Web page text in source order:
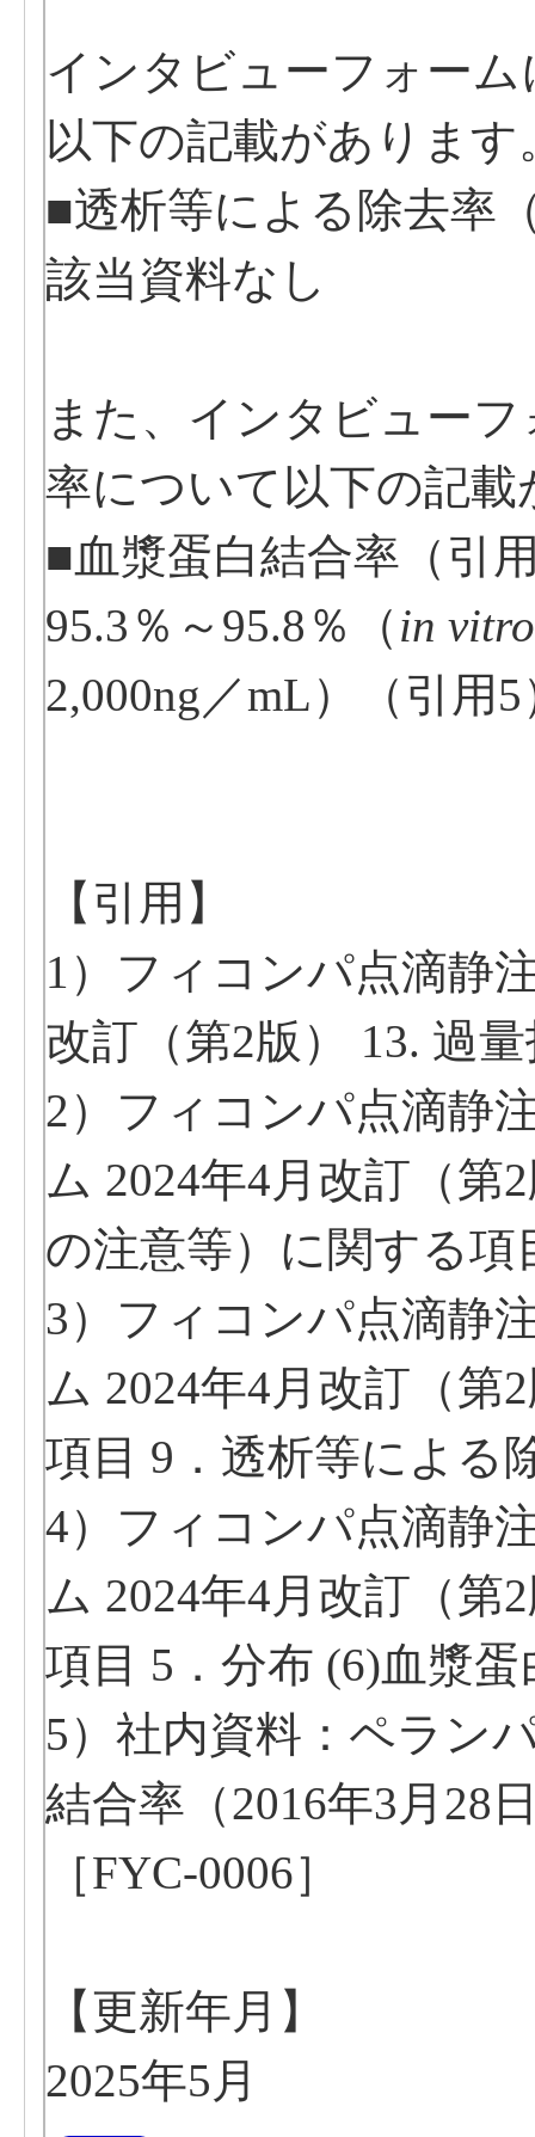
インタビューフォー
以下の記載があります
■透析等による除去率
該当資料なし
また、インタビュー
率について以下の記載
■血漿蛋白結合率（引
95.3％～95.8％（in vitro
2,000ng／mL）（引用5
【引用】
1）フィコンパ点滴静
改訂（第2版） 13. 過
2）フィコンパ点滴静
ム 2024年4月改訂（第
の注意等）に関する項
3）フィコンパ点滴静
ム 2024年4月改訂（
項目 9．透析等による
4）フィコンパ点滴静
ム 2024年4月改訂（
項目 5．分布 (6)血漿
5）社内資料：ペラン
結合率（2016年3月28
［FYC‐0006］
【更新年月】
2025年5月